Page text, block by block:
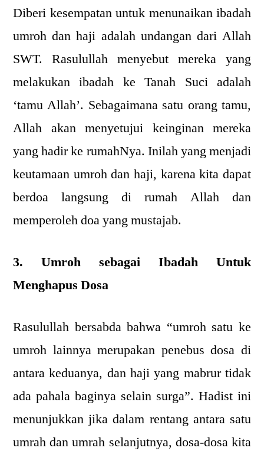
Diberi kesempatan untuk menunaikan ibadah
umroh dan haji adalah undangan dari Allah
SWT. Rasulullah menyebut mereka yang
melakukan ibadah ke Tanah Suci adalah
‘tamu Allah’. Sebagaimana satu orang tamu,
Allah akan menyetujui keinginan mereka
yang hadir ke rumahNya. Inilah yang menjadi
keutamaan umroh dan haji, karena kita dapat
berdoa langsung di rumah Allah dan
memperoleh doa yang mustajab.
3. Umroh sebagai Ibadah Untuk
Menghapus Dosa
Rasulullah bersabda bahwa “umroh satu ke
umroh lainnya merupakan penebus dosa di
antara keduanya, dan haji yang mabrur tidak
ada pahala baginya selain surga”. Hadist ini
menunjukkan jika dalam rentang antara satu
umrah dan umrah selanjutnya, dosa-dosa kita